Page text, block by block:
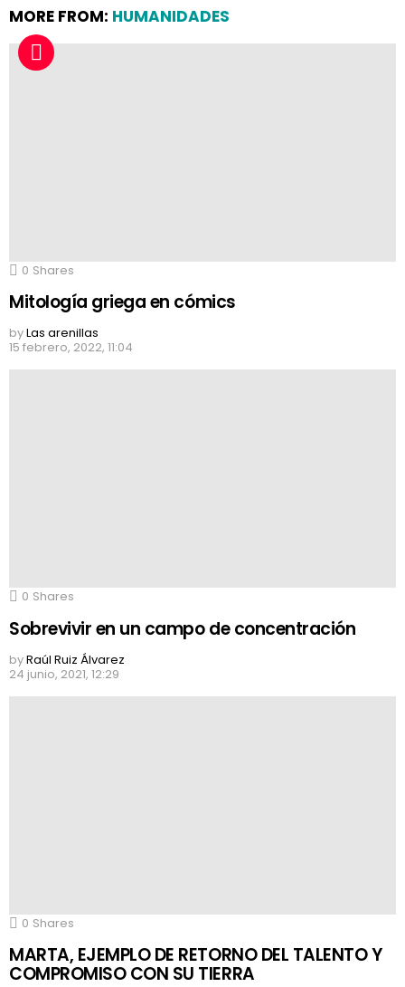
MORE FROM: HUMANIDADES
0 Shares
Mitología griega en cómics
byLas arenillas
15 febrero, 2022, 11:04
0 Shares
Sobrevivir en un campo de concentración
byRaúl Ruiz Álvarez
24 junio, 2021, 12:29
0 Shares
MARTA, EJEMPLO DE RETORNO DEL TALENTO Y
COMPROMISO CON SU TIERRA